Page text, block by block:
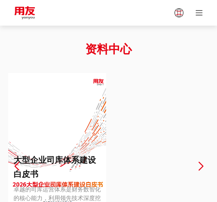
Vietnam
Europe
Hungary
资料中心
大型企业司库体系建设
白皮书
卓越的司库运营体系是财务数智化
的核心能力，利用领先技术深度挖